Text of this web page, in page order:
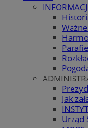
Jak
Urząd